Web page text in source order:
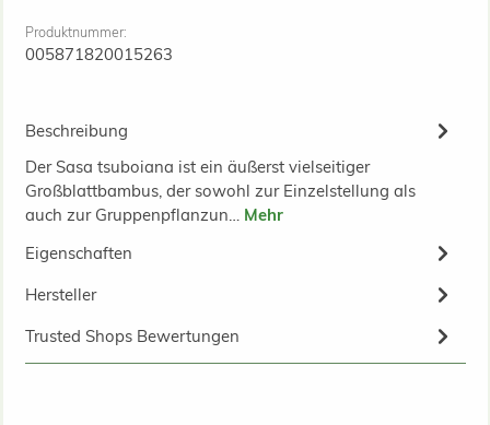
Produktnummer:
005871820015263
Beschreibung
Der Sasa tsuboiana ist ein äußerst vielseitiger
Großblattbambus, der sowohl zur Einzelstellung als
auch zur Gruppenpflanzun… Mehr
Eigenschaften
Hersteller
Trusted Shops Bewertungen